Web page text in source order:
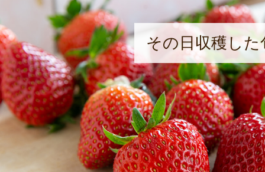
その日収穫し